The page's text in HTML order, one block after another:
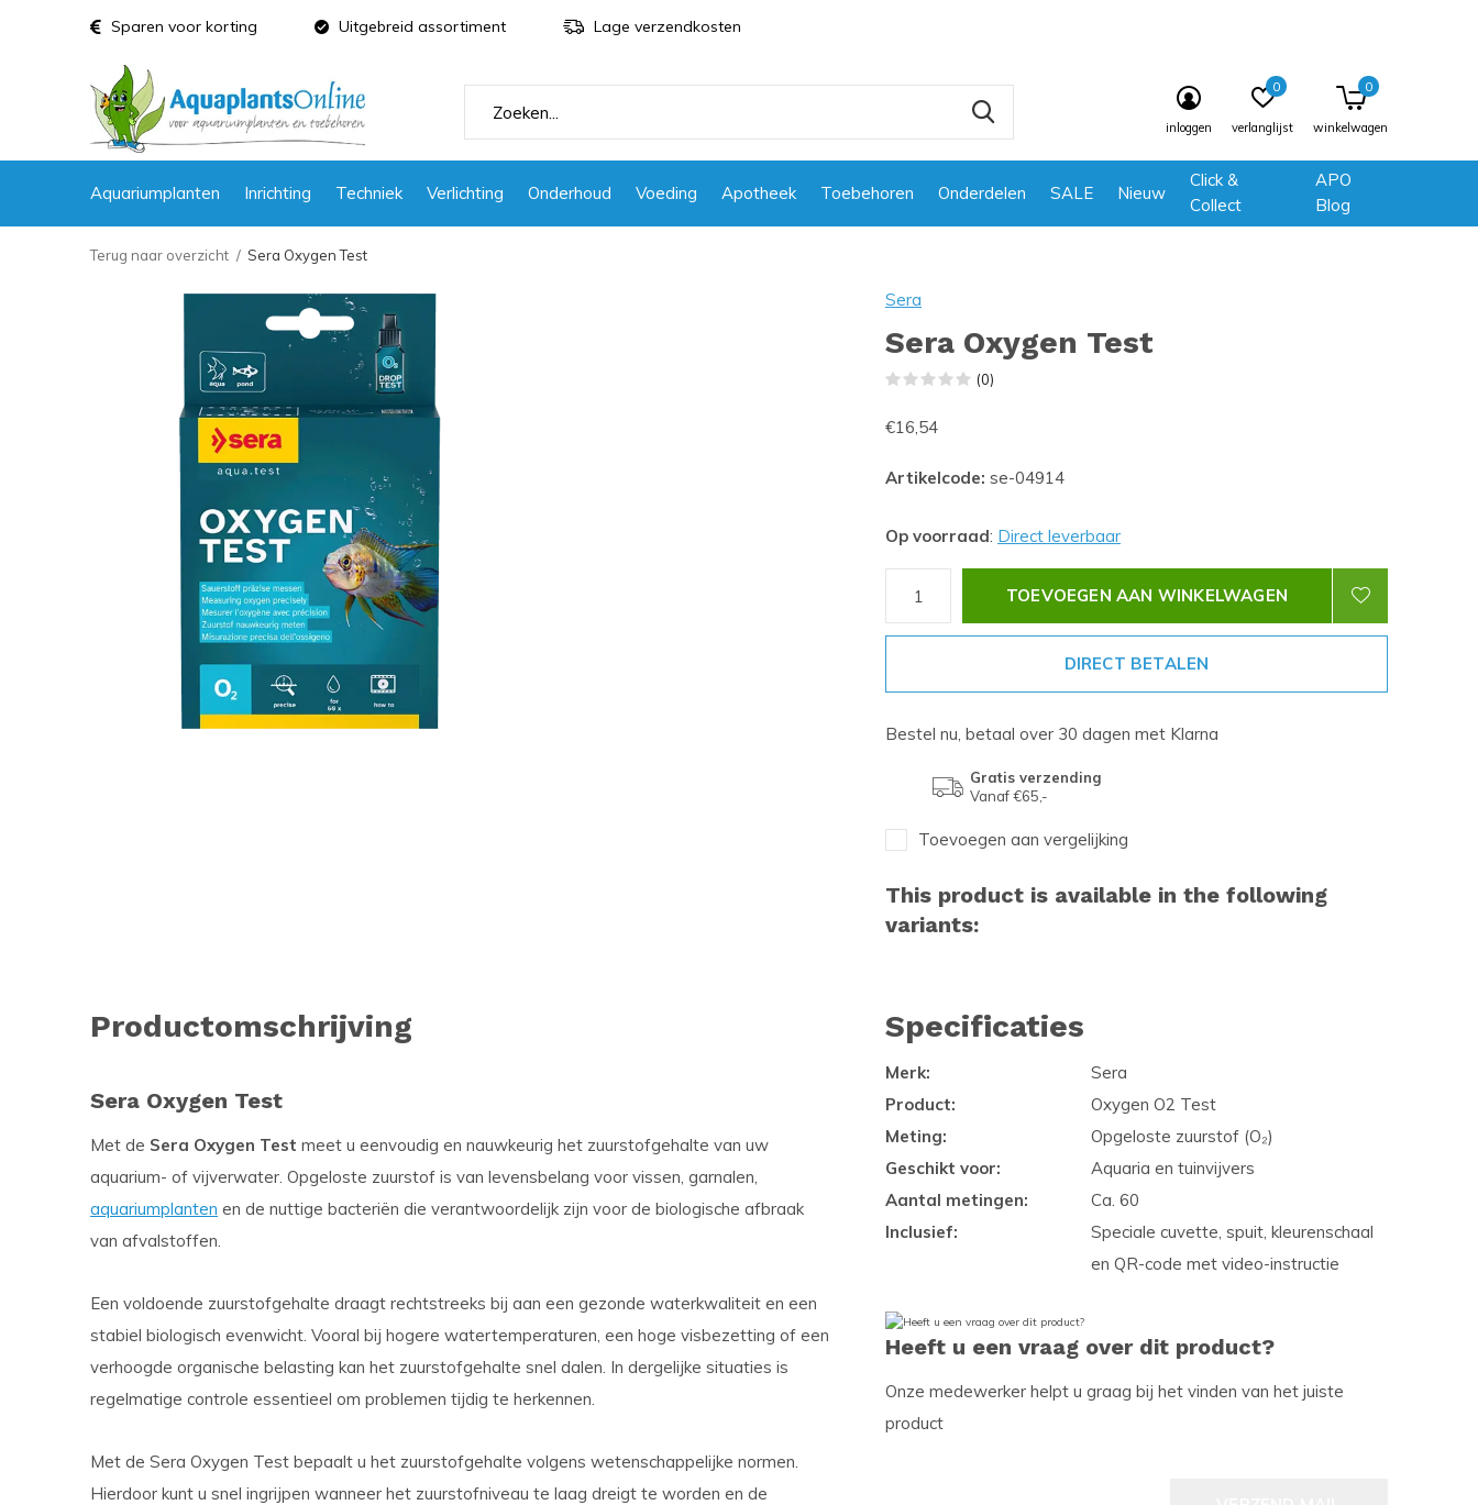
Aquariumplanten Inrichting Techniek Verlichting Onderhoud Voeding Apotheek Toebehoren Onderdelen SALE Nieuw
Click &
Collect
APO
Blog
inloggen verlanglijst
0
winkelwagen
0
Sparen voor korting Uitgebreid assortiment Lage verzendkosten
Terug naar overzicht Sera Oxygen Test
Sera
Sera Oxygen Test
(0)
€16,54
Artikelcode: se-04914
Op voorraad: Direct leverbaar
TOEVOEGEN AAN WINKELWAGEN
DIRECT BETALEN
Bestel nu, betaal over 30 dagen met Klarna
Gratis verzending
Vanaf €65,-
Toevoegen aan vergelijking
This product is available in the following
variants:
Productomschrijving
Sera Oxygen Test
Met de Sera Oxygen Test meet u eenvoudig en nauwkeurig het zuurstofgehalte van uw
aquarium- of vijverwater. Opgeloste zuurstof is van levensbelang voor vissen, garnalen,
aquariumplanten en de nuttige bacteriën die verantwoordelijk zijn voor de biologische afbraak
van afvalstoffen.
Een voldoende zuurstofgehalte draagt rechtstreeks bij aan een gezonde waterkwaliteit en een
stabiel biologisch evenwicht. Vooral bij hogere watertemperaturen, een hoge visbezetting of een
verhoogde organische belasting kan het zuurstofgehalte snel dalen. In dergelijke situaties is
regelmatige controle essentieel om problemen tijdig te herkennen.
Met de Sera Oxygen Test bepaalt u het zuurstofgehalte volgens wetenschappelijke normen.
Hierdoor kunt u snel ingrijpen wanneer het zuurstofniveau te laag dreigt te worden en de
Specificaties
Merk:
Sera
Product:
Oxygen O2 Test
Meting:
Opgeloste zuurstof (O₂)
Geschikt voor:
Aquaria en tuinvijvers
Aantal metingen:
Ca. 60
Inclusief:
Speciale cuvette, spuit, kleurenschaal
en QR-code met video-instructie
Heeft u een vraag over dit product?
Onze medewerker helpt u graag bij het vinden van het juiste
product